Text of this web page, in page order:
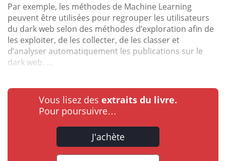
Par exemple, les méthodes de Machine Learning
peuvent être utilisées pour regrouper les utilisateurs
du dark web selon des méthodes d’exploration afin de
les exploiter, de les collecter, de les classer et
d’analyser automatiquement les publications sur le
dark web. ...
Vous lisez des extraits du livre.
Pour poursuivre…
J'achète